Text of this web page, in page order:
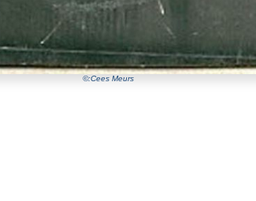
©:Cees Meurs